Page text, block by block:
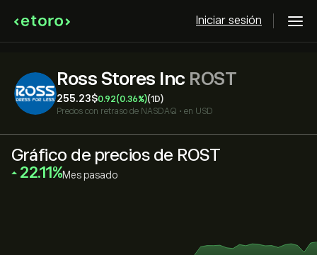
Iniciar sesión
Ross Stores Inc ROST
255.23‎$‎0.92(0.36%)(1D)
Precios con retraso de NASDAQ • en USD
Gráfico de precios de ROST
‎22.11‎ Mes pasado